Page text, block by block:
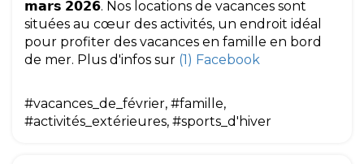
𝗺𝗮𝗿𝘀 𝟮𝟬𝟮𝟲. Nos locations de vacances sont
situées au cœur des activités, un endroit idéal
pour profiter des vacances en famille en bord
de mer. Plus d'infos sur (1) Facebook
#vacances_de_février, #famille,
#activités_extérieures, #sports_d'hiver